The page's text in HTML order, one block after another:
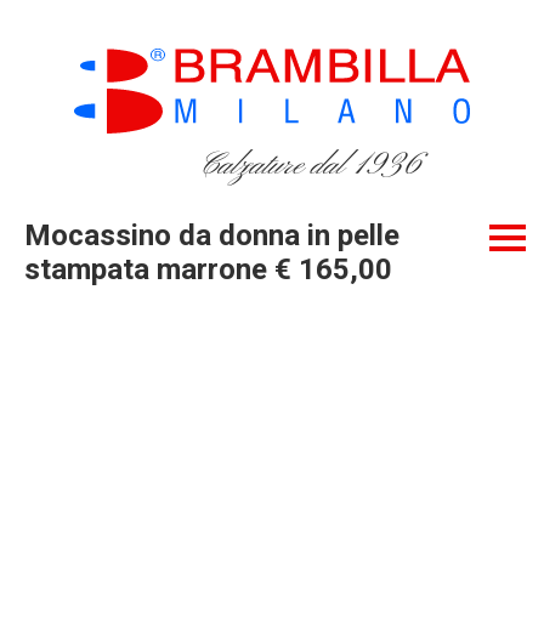
Calzature dal 1936
Mocassino da donna in pelle
stampata marrone € 165,00